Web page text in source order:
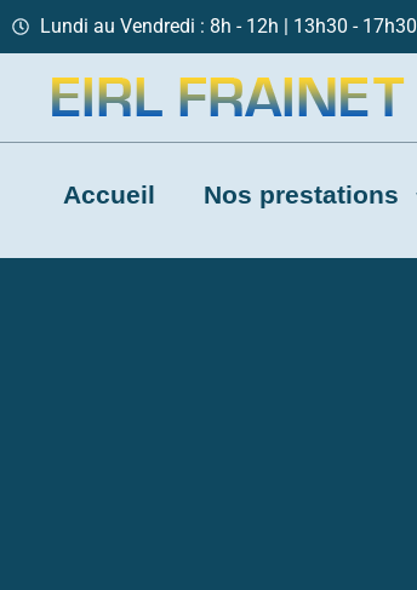
Lundi au Vendredi : 8h - 12h | 13h30 - 17h30
Accueil Nos prestations